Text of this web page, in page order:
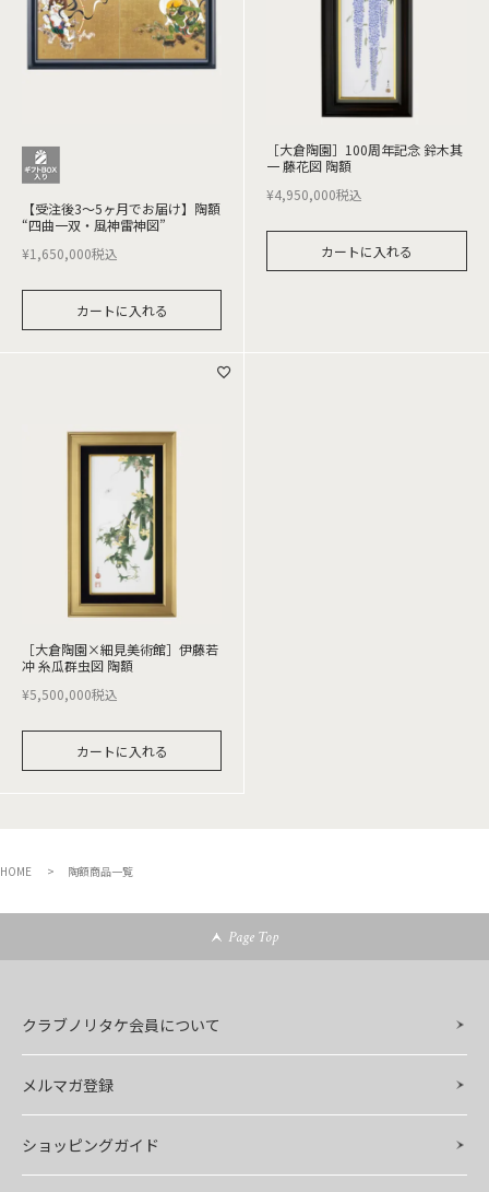
【受注後3～5ヶ月でお届け】陶額
“四曲一双・風神雷神図”
¥1,650,000税込
カートに入れる
［大倉陶園］100周年記念 鈴木其
一 藤花図 陶額
¥4,950,000税込
カートに入れる
［大倉陶園×細見美術館］伊藤若
冲 糸瓜群虫図 陶額
¥5,500,000税込
カートに入れる
HOME 陶額商品一覧
Page Top
クラブノリタケ会員について
メルマガ登録
ショッピングガイド